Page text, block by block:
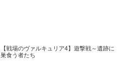
【戦場のヴァルキュリア4】遊撃戦～遺跡に
巣食う者たち